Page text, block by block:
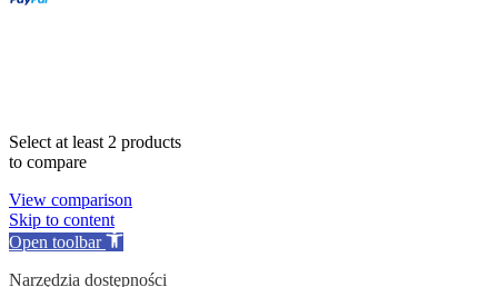
Select at least 2 products
to compare
View comparison
Skip to content
Open toolbar
Narzędzia dostępności